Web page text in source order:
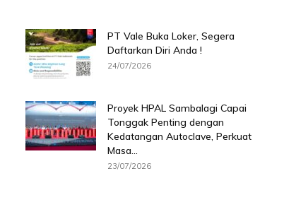
PT Vale Buka Loker, Segera
Daftarkan Diri Anda !
24/07/2026
Proyek HPAL Sambalagi Capai
Tonggak Penting dengan
Kedatangan Autoclave, Perkuat
Masa...
23/07/2026